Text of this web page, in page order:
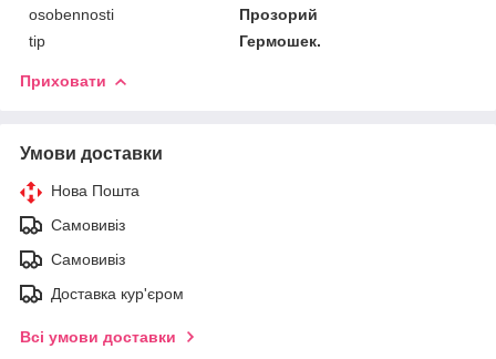
osobennosti
Прозорий
tip
Гермошек.
Приховати
Умови доставки
Нова Пошта
Самовивіз
Самовивіз
Доставка кур'єром
Всі умови доставки